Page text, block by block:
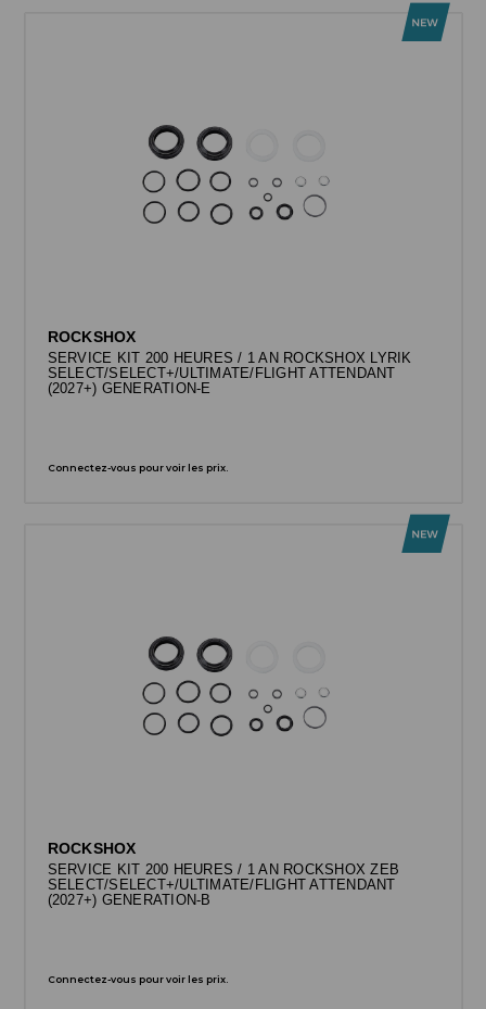
ROCKSHOX
SERVICE KIT 200 HEURES / 1 AN ROCKSHOX LYRIK
SELECT/SELECT+/ULTIMATE/FLIGHT ATTENDANT
(2027+) GENERATION-E
Connectez-vous pour voir les prix.
ROCKSHOX
SERVICE KIT 200 HEURES / 1 AN ROCKSHOX ZEB
SELECT/SELECT+/ULTIMATE/FLIGHT ATTENDANT
(2027+) GENERATION-B
Connectez-vous pour voir les prix.